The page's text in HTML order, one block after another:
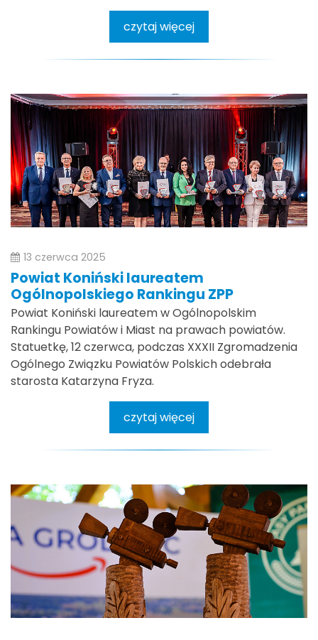
czytaj więcej
13 czerwca 2025
Powiat Koniński laureatem
Ogólnopolskiego Rankingu ZPP
Powiat Koniński laureatem w Ogólnopolskim
Rankingu Powiatów i Miast na prawach powiatów.
Statuetkę, 12 czerwca, podczas XXXII Zgromadzenia
Ogólnego Związku Powiatów Polskich odebrała
starosta Katarzyna Fryza.
czytaj więcej